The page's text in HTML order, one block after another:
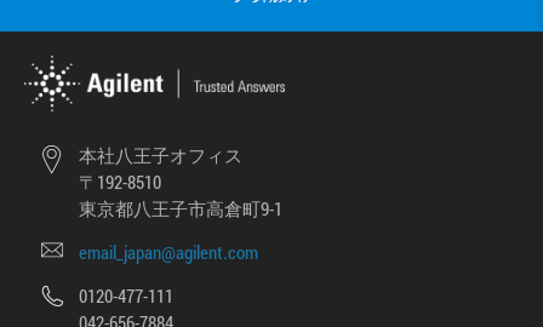
本社八王子オフィス
〒192-8510
東京都八王子市高倉町9-1
email_japan@agilent.com
0120-477-111